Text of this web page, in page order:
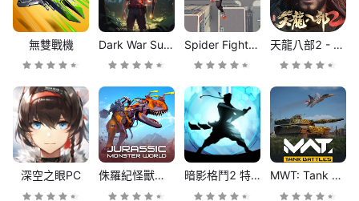
無雙戰機 Dark War Survival Spider Fighter 3: Action Game 天龍八部2 - 官方推薦PC
深空之眼PC 侏羅紀怪獸世界：恐龍戰爭 3D FPS 暗影格鬥2 特別版 MWT: Tank Battles